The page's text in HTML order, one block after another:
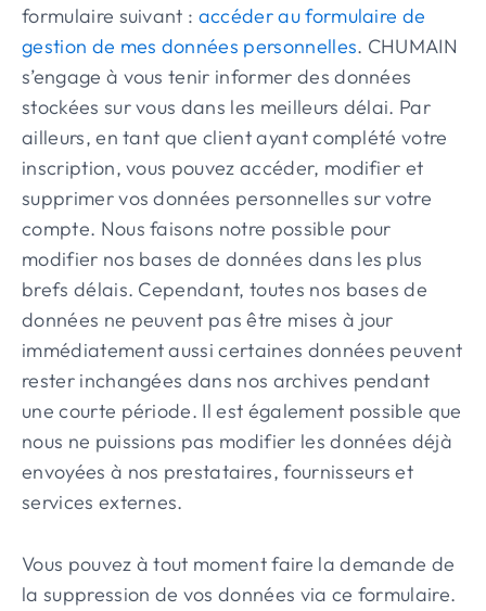
formulaire suivant : accéder au formulaire de
gestion de mes données personnelles. CHUMAIN
s’engage à vous tenir informer des données
stockées sur vous dans les meilleurs délai. Par
ailleurs, en tant que client ayant complété votre
inscription, vous pouvez accéder, modifier et
supprimer vos données personnelles sur votre
compte. Nous faisons notre possible pour
modifier nos bases de données dans les plus
brefs délais. Cependant, toutes nos bases de
données ne peuvent pas être mises à jour
immédiatement aussi certaines données peuvent
rester inchangées dans nos archives pendant
une courte période. Il est également possible que
nous ne puissions pas modifier les données déjà
envoyées à nos prestataires, fournisseurs et
services externes.
Vous pouvez à tout moment faire la demande de
la suppression de vos données via ce formulaire.